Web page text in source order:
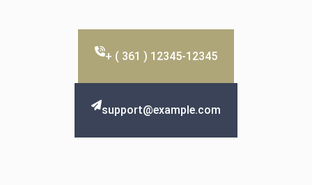
+ ( 361 ) 12345-12345
support@example.com